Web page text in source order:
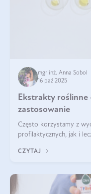
mgr inż. Anna Sobol
16 paź 2025
Ekstrakty roślinne
zastosowanie
Często korzystamy z
profilaktycznych, jak i
tych substancji z roślin?
CZYTAJ